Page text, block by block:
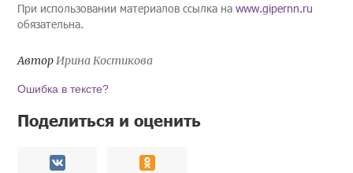
При использовании материалов ссылка наwww.gipernn.ru
обязательна.
АвторИрина Костикова
Ошибка в тексте?
Поделиться и оценить